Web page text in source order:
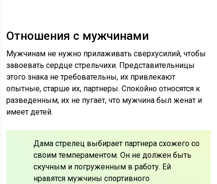
Отношения с мужчинами
Мужчинам не нужно прилаживать сверхусилий, чтобы
завоевать сердце стрельчихи. Представительницы
этого знака не требовательны, их привлекают
опытные, старше их, партнеры. Спокойно относятся к
разведенным, их не пугает, что мужчина был женат и
имеет детей.
Дама стрелец выбирает партнера схожего со
своим темпераментом. Он не должен быть
скучным и погруженным в работу. Ей
нравятся мужчины спортивного